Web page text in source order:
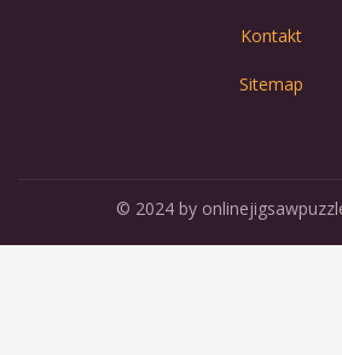
Kontakt
Sitemap
© 2024 by